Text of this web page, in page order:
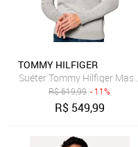
TOMMY HILFIGER
Suéter Tommy Hilfiger
R$619,99 - 11%
R$ 549,99